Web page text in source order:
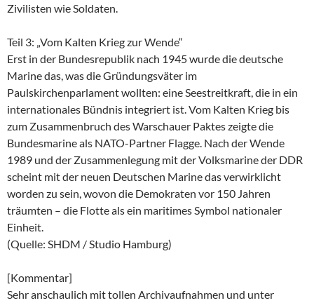
Zivilisten wie Soldaten.
Teil 3: „Vom Kalten Krieg zur Wende“
Erst in der Bundesrepublik nach 1945 wurde die deutsche
Marine das, was die Gründungsväter im
Paulskirchenparlament wollten: eine Seestreitkraft, die in ein
internationales Bündnis integriert ist. Vom Kalten Krieg bis
zum Zusammenbruch des Warschauer Paktes zeigte die
Bundesmarine als NATO-Partner Flagge. Nach der Wende
1989 und der Zusammenlegung mit der Volksmarine der DDR
scheint mit der neuen Deutschen Marine das verwirklicht
worden zu sein, wovon die Demokraten vor 150 Jahren
träumten – die Flotte als ein maritimes Symbol nationaler
Einheit.
(Quelle: SHDM / Studio Hamburg)
[Kommentar]
Sehr anschaulich mit tollen Archivaufnahmen und unter